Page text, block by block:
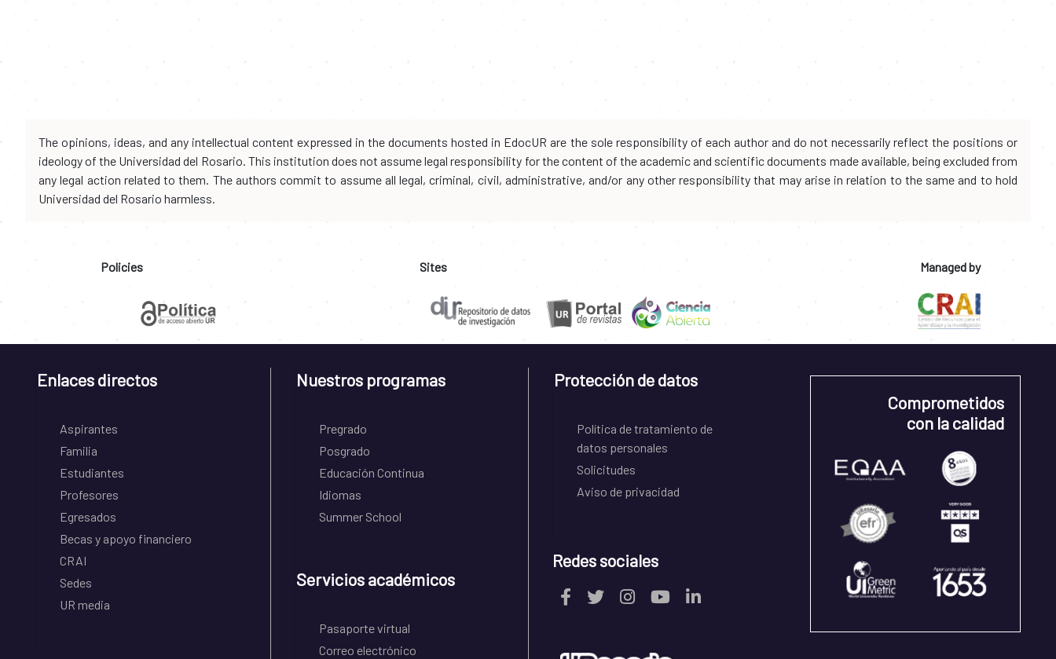
The opinions, ideas, and any intellectual content expressed in the documents hosted in EdocUR are the sole responsibility of each author and do not necessarily reflect the positions or
ideology of the Universidad del Rosario. This institution does not assume legal responsibility for the content of the academic and scientific documents made available, being excluded from
any legal action related to them. The authors commit to assume all legal, criminal, civil, administrative, and/or any other responsibility that may arise in relation to the same and to hold
Universidad del Rosario harmless.
Policies Sites Managed by
Enlaces directos
Aspirantes
Familia
Estudiantes
Profesores
Egresados
Becas y apoyo financiero
CRAI
Sedes
UR media
Nuestros programas
Pregrado
Posgrado
Educación Continua
Idiomas
Summer School
Servicios académicos
Pasaporte virtual
Correo electrónico
Protección de datos
Política de tratamiento de
datos personales
Solicitudes
Aviso de privacidad
Redes sociales
Comprometidos
con la calidad